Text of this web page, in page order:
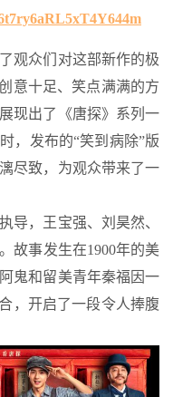
观众们对这部新作的极
意十足、笑点满满的方
现出了《唐探》系列一
，发布的“笑到病除”版
尽致，为观众带来了一
导，王宝强、刘昊然、
故事发生在1900年的美
鬼和留美青年秦福因一
，开启了一段令人捧腹